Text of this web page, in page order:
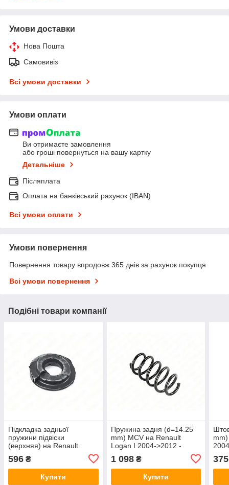
Умови доставки
Нова Пошта
Самовивіз
Всі умови доставки
Умови оплати
Ви отримаєте замовлення
або гроші повернуться на вашу картку
Детальніше
Післяплата
Оплата на банківський рахунок (IBAN)
Всі умови оплати
Умови повернення
Повернення товару впродовж 365 днів за рахунок покупця
Всі умови повернення
Подібні товари компанії
Підкладка задньої
пружини підвіски
(верхняя) на Renault
Renault (Оригинал) -
6001547495
596 ₴
Купити
Пружина задня (d=14.25
mm) MCV на Renault
Logan I 2004->2012 -
1 098₴
Купити
375